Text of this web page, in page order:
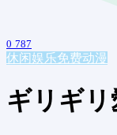
0 787
休闲娱乐免费动漫
ギリギリ